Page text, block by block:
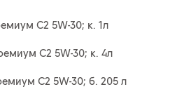
C2 5W-30; к. 1л
C2 5W-30; к. 4л
C2 5W-30; б. 205 л